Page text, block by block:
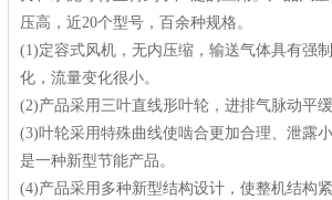
压高，近20个型号，百余种规格。
(1)定容式风机，无内压缩，输送气体具有强
化，流量变化很小。
(2)产品采用三叶直线形叶轮，进排气脉动平缓
(3)叶轮采用特殊曲线使啮合更加合理、泄露
是一种新型节能产品。
(4)产品采用多种新型结构设计，使整机结构